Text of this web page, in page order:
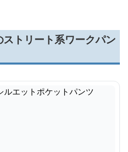
トリート系ワークパン